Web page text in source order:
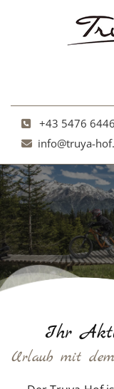
 +43 5476 6446
 info@truya-
Ihr
Urlaub mit